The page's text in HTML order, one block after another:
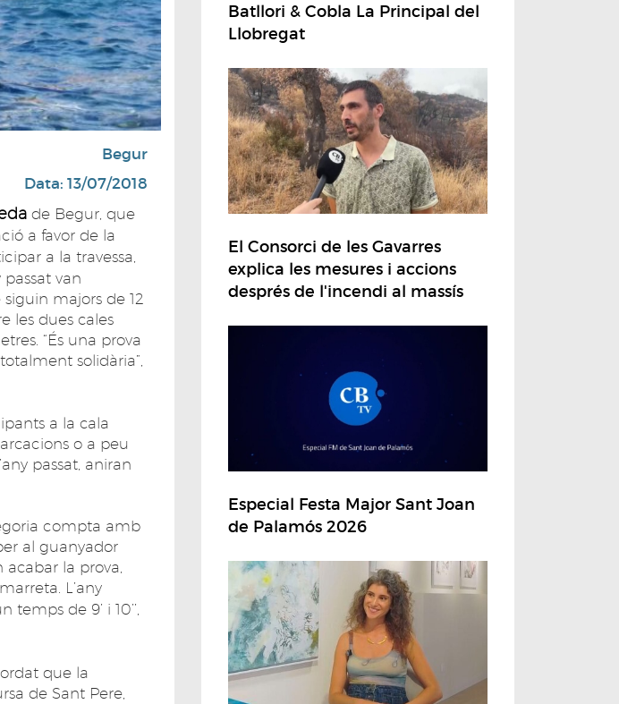
Begur
Data: 13/07/2018
de Begur, que
a favor de la
a la travessa,
passat van
majors de 12
les dues cales
“És una prova
solidària”,
a la cala
o a peu
passat, aniran
compta amb
al guanyador
la prova,
L’any
temps de 9’ i 10’’,
que la
de Sant Pere,
Batllori & Cobla La Principal del
Llobregat
El Consorci de les Gavarres
explica les mesures i accions
després de l'incendi al massís
Especial Festa Major Sant Joan
de Palamós 2026